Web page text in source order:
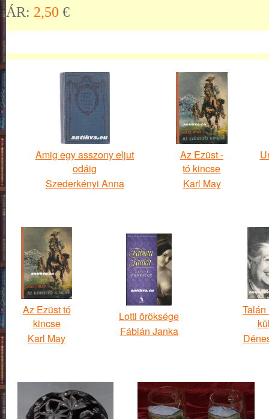
ÁR: 2,50 €
Amig egy asszony eljut
odáig
Szederkényi Anna
Az Ezüst -
tó kincse
Karl May
Az Ezüst tó
kincse
Karl May
Lotti öröksége
Fábián Janka